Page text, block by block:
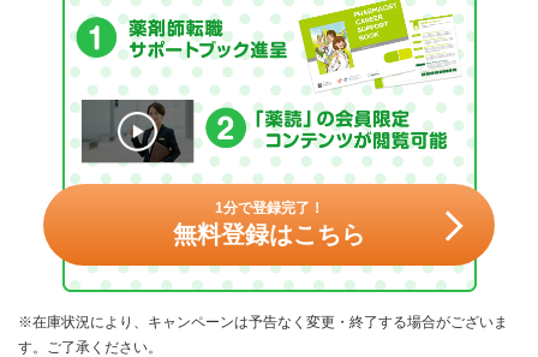
※在庫状況により、キャンペーンは予告なく変更・終了する場合がございま
す。ご了承ください。
1分で登録完了！
無料登録はこちら